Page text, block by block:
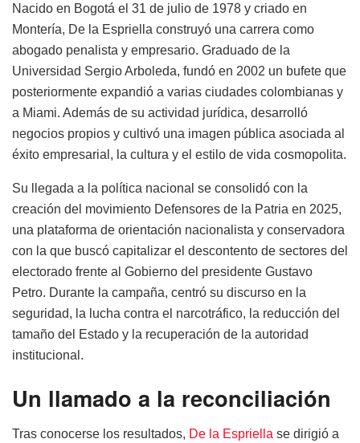
Nacido en Bogotá el 31 de julio de 1978 y criado en
Montería, De la Espriella construyó una carrera como
abogado penalista y empresario. Graduado de la
Universidad Sergio Arboleda, fundó en 2002 un bufete que
posteriormente expandió a varias ciudades colombianas y
a Miami. Además de su actividad jurídica, desarrolló
negocios propios y cultivó una imagen pública asociada al
éxito empresarial, la cultura y el estilo de vida cosmopolita.
Su llegada a la política nacional se consolidó con la
creación del movimiento Defensores de la Patria en 2025,
una plataforma de orientación nacionalista y conservadora
con la que buscó capitalizar el descontento de sectores del
electorado frente al Gobierno del presidente Gustavo
Petro. Durante la campaña, centró su discurso en la
seguridad, la lucha contra el narcotráfico, la reducción del
tamaño del Estado y la recuperación de la autoridad
institucional.
Un llamado a la reconciliación
Tras conocerse los resultados, De la Espriella se dirigió a